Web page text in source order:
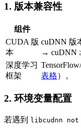
​​1. 版本兼容性​​
​​组件​​
​​CUDA 版
本​​
cuDNN 版
→ cuDNN
​​深度学习
框架​​
表格）。
​​2. 环境变量配置​​
若遇到 libcudnn not